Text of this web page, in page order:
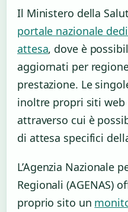
Il Ministero della
portale nazionale
attesa, dove è
aggiornati per
prestazione. Le
inoltre propri siti web
attraverso cui è
di attesa specifici
L’Agenzia Nazionale
Regionali (AGENAS)
proprio sito un